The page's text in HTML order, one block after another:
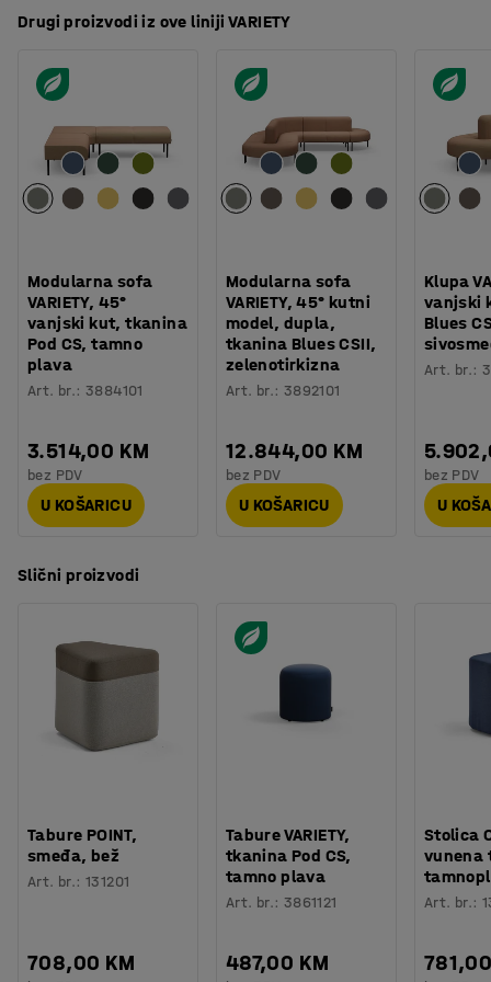
Drugi proizvodi iz ove liniji VARIETY
Modularna sofa
VARIETY, 45°
vanjski kut, tkanina
Pod CS, tamno
plava
Art. br.:3884101
3.514,00 KM
bez PDV
U KOŠARICU
Modularna sofa
VARIETY, 45° kutni
model, dupla,
tkanina Blues CSII,
zelenotirkizna
Art. br.: 3892101
12.844,00 KM
bez PDV
U KOŠARICU
Klupa
vanjski
Blues
Art. br.:
bez PDV
U
Slični proizvodi
Tabure POINT,
smeđa, bež
Art. br.:131201
708,00 KM
Tabure VARIETY,
tkanina Pod CS,
tamno plava
Art. br.: 3861121
487,00 KM
Stolica
vunena
Art. br.: